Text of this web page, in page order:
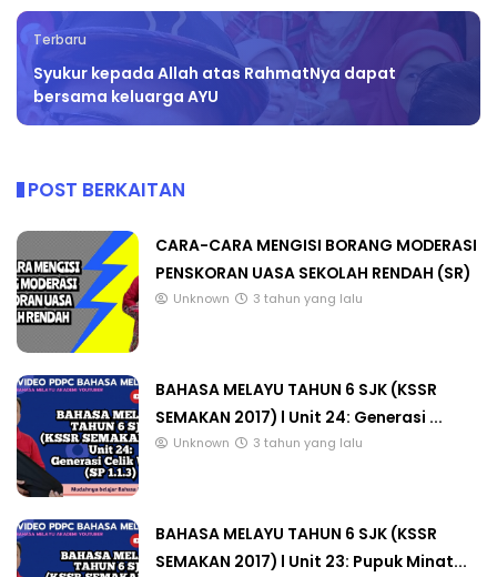
Terbaru
Syukur kepada Allah atas RahmatNya dapat
bersama keluarga AYU
POST BERKAITAN
CARA-CARA MENGISI BORANG MODERASI
PENSKORAN UASA SEKOLAH RENDAH (SR)
Unknown 3 tahun yang lalu
BAHASA MELAYU TAHUN 6 SJK (KSSR
SEMAKAN 2017) l Unit 24: Generasi ...
Unknown 3 tahun yang lalu
BAHASA MELAYU TAHUN 6 SJK (KSSR
SEMAKAN 2017) l Unit 23: Pupuk Minat...